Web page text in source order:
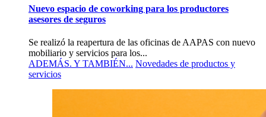
Nuevo espacio de coworking para los productores
asesores de seguros
Se realizó la reapertura de las oficinas de AAPAS con nuevo
mobiliario y servicios para los...
ADEMÁS. Y TAMBIÉN... Novedades de productos y
servicios